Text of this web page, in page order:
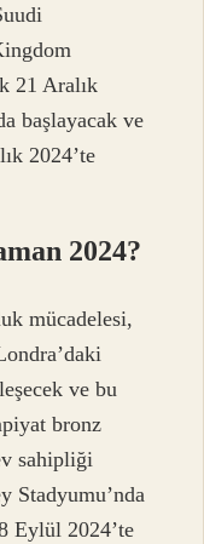
21 Aralık
başlayacak ve
2024’te
2024?
mücadelesi,
ve bu
bronz
sahipliği
Stadyumu’nda
Eylül 2024’te